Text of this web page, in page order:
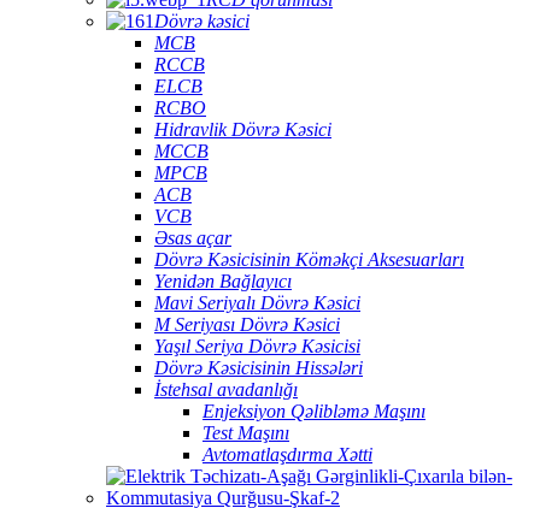
Dövrə kəsici
MCB
RCCB
ELCB
RCBO
Hidravlik Dövrə Kəsici
MCCB
MPCB
ACB
VCB
Əsas açar
Dövrə Kəsicisinin Köməkçi Aksesuarları
Yenidən Bağlayıcı
Mavi Seriyalı Dövrə Kəsici
M Seriyası Dövrə Kəsici
Yaşıl Seriya Dövrə Kəsicisi
Dövrə Kəsicisinin Hissələri
İstehsal avadanlığı
Enjeksiyon Qəlibləmə Maşını
Test Maşını
Avtomatlaşdırma Xətti